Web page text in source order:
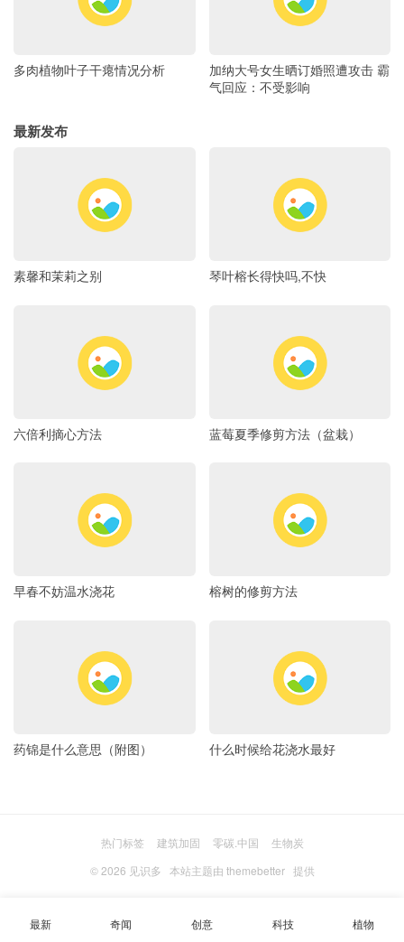
多肉植物叶子干瘪情况分析
加纳大号女生晒订婚照遭攻击 霸
气回应：不受影响
最新发布
素馨和茉莉之别 琴叶榕长得快吗,不快
六倍利摘心方法 蓝莓夏季修剪方法（盆栽）
早春不妨温水浇花 榕树的修剪方法
药锦是什么意思（附图） 什么时候给花浇水最好
热门标签 建筑加固 零碳.中国
生物炭
© 2026 见识多 本站主题由 themebetter提供
最新 奇闻 创意 科技 植物